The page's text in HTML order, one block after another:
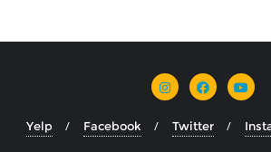
Yelp Facebook Twitter